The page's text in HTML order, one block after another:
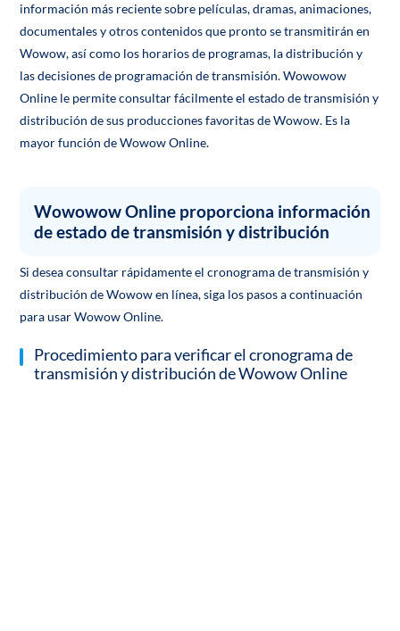
información más reciente sobre películas, dramas, animaciones,
documentales y otros contenidos que pronto se transmitirán en
Wowow, así como los horarios de programas, la distribución y
las decisiones de programación de transmisión. Wowowow
Online le permite consultar fácilmente el estado de transmisión y
distribución de sus producciones favoritas de Wowow. Es la
mayor función de Wowow Online.
Wowowow Online proporciona información
de estado de transmisión y distribución
Si desea consultar rápidamente el cronograma de transmisión y
distribución de Wowow en línea, siga los pasos a continuación
para usar Wowow Online.
Procedimiento para verificar el cronograma de
transmisión y distribución de Wowow Online